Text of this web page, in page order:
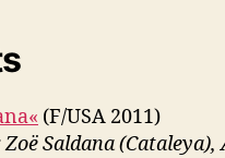
(F/USA 2011)
Saldana (Cataleya),